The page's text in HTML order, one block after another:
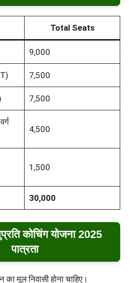
Total Seats
9,000
7,500
7,500
4,500
1,500
30,000
कोचिंग योजना 2025
पात्रता
का मूल निवासी होना चाहिए।